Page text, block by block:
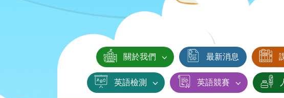
關於我們 最新消息
英語檢測 英語競賽